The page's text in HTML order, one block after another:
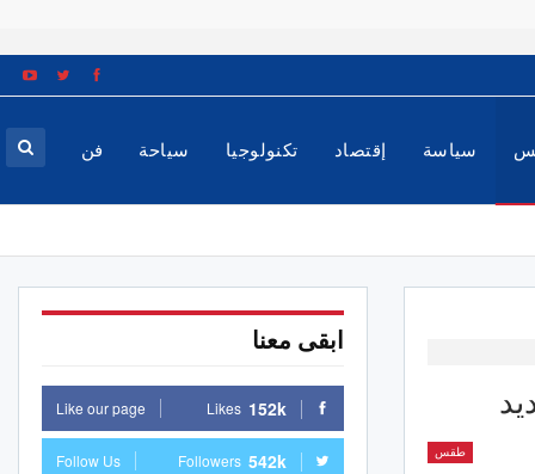
سياسة إقتصاد تكنولوجيا سياحة فن
طقس
ابقى معنا
152k
Likes
Like our page
542k
Followers
Follow Us